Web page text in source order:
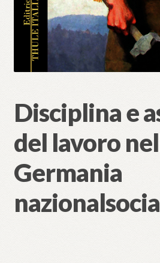
Disciplina e
del lavoro
Germania